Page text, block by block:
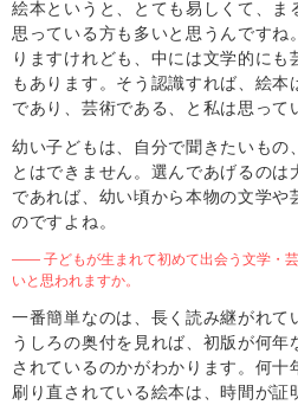
絵本というと、とても易しくて、ま
思っている方も多いと思うんですね
りますけれども、中には文学的に
もあります。そう認識すれば、絵
であり、芸術である、と私は思って
幼い子どもは、自分で聞きたいもの
とはできません。選んであげるの
であれば、幼い頃から本物の文学や
のですよね。
―― 子どもが生まれて初めて出会う文学・
いと思われますか。
一番簡単なのは、長く読み継がれ
うしろの奥付を見れば、初版が何
されているのかがわかります。何十
刷り直されている絵本は、時間が証